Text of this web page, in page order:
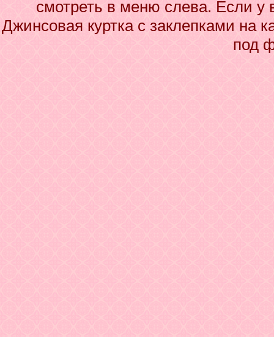
смотреть в меню слева. Если у
Джинсовая куртка с заклепками на
под